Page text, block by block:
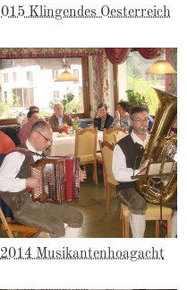
Klingendes Oesterreich
2014 Musikantenhoagacht